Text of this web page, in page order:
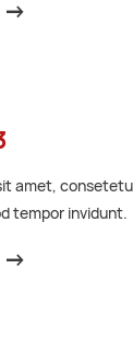
amet,
tempor invidunt.